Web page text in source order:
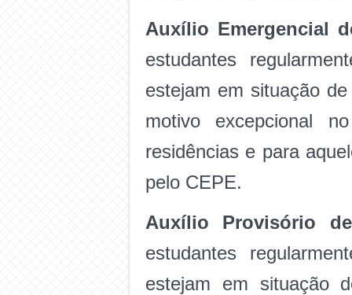
Auxílio Emergencial
estudantes
estejam em situação
motivo excepcional
residências e para
pelo CEPE.
Auxílio Provisório
estudantes
estejam em situação